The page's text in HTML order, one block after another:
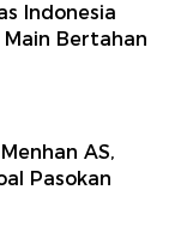
Indonesia
Bertahan
AS,
Pasokan